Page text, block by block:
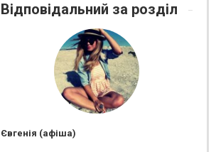
Відповідальний за розділ
Євгенія (афіша)